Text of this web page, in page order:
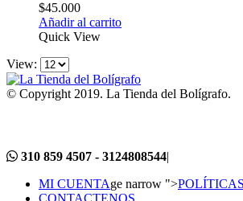
$45.000
Añadir al carrito
Quick View
View:
© Copyright 2019. La Tienda del Bolígrafo.
310 859 4507 - 3124808544|
MI CUENTAge narrow ">
CONTACTENOS